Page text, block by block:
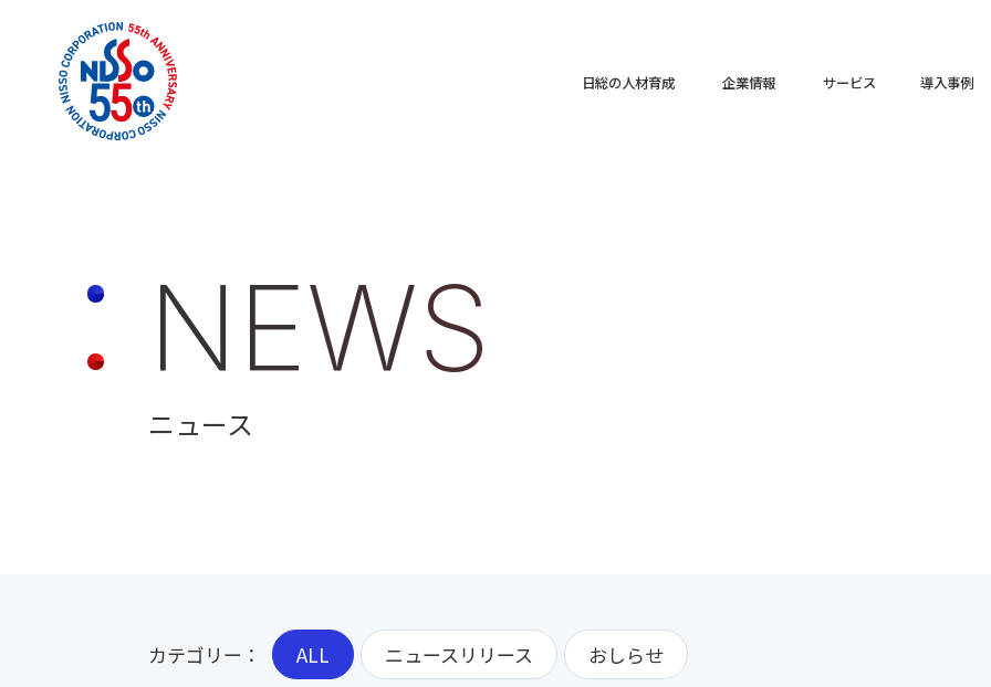
日総の人材育成 企業情報 サービス 導入事例
NEWS
ニュース
カテゴリー： ALL ニュースリリース おしらせ